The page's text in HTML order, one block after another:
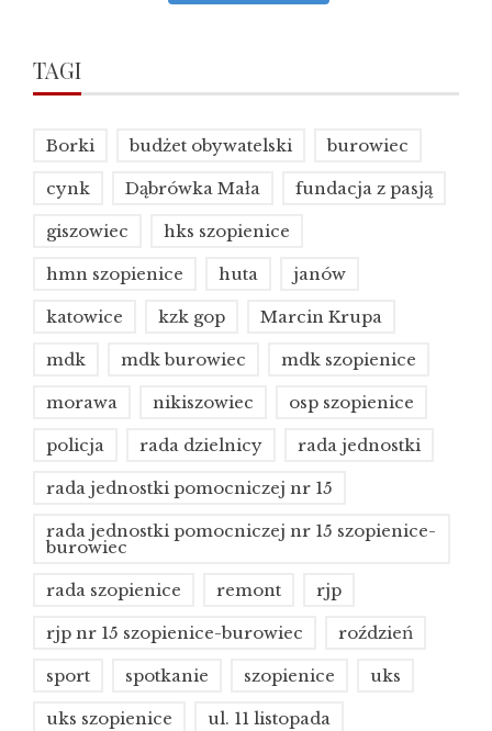
TAGI
Borki budżet obywatelski burowiec
cynk Dąbrówka Mała fundacja z pasją
giszowiec hks szopienice
hmn szopienice huta janów
katowice kzk gop Marcin Krupa
mdk mdk burowiec mdk szopienice
morawa nikiszowiec osp szopienice
policja rada dzielnicy rada jednostki
rada jednostki pomocniczej nr 15
rada jednostki pomocniczej nr 15 szopienice-
burowiec
rada szopienice remont rjp
rjp nr 15 szopienice-burowiec roździeń
sport spotkanie szopienice uks
uks szopienice ul. 11 listopada